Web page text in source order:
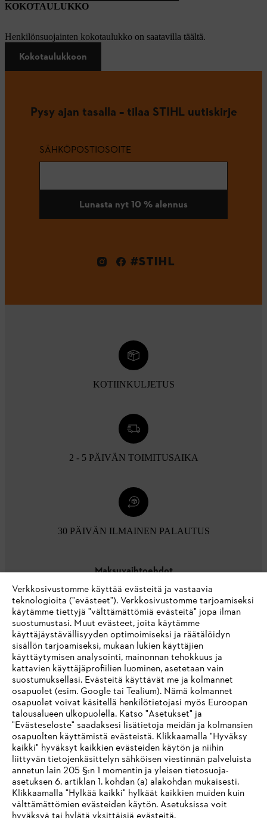
KOKOTAULUKKO
Henkilönsuojainten kokotaulukko on saatavilla täältä.
Kokotaulukkoon
Pysy ajan tasalla – tilaa STIHL uutiskirje
SÄHKÖPOSTIOSOITE
Lunasta nyt 10 % alennus
#STIHL
KOTIINKULJETUS
2 - 5 PÄIVÄN TOIMITUSAIKA
30 PÄIVÄN ILMAINEN PALAUTUS
Maksuvaihtoehdot
Yritys
STIHL FAQ
Palvelut
IHR BROWSER WIRD NICHT
UNTERSTÜTZT
Sie nutzen einen Browser, den wir noch nicht unterstützen. Für
Verkkosivustomme käyttää evästeitä ja vastaavia
teknologioita ("evästeet"). Verkkosivustomme tarjoamiseksi
käytämme tiettyjä "välttämättömiä evästeitä" jopa ilman
suostumustasi. Muut evästeet, joita käytämme
käyttäjäystävällisyyden optimoimiseksi ja räätälöidyn
sisällön tarjoamiseksi, mukaan lukien käyttäjien
käyttäytymisen analysointi, mainonnan tehokkuus ja
kattavien käyttäjäprofiilien luominen, asetetaan vain
suostumuksellasi. Evästeitä käyttävät me ja kolmannet
osapuolet (esim. Google tai Tealium). Nämä kolmannet
osapuolet voivat käsitellä henkilötietojasi myös Euroopan
talousalueen ulkopuolella. Katso "Asetukset" ja
"Evästeseloste" saadaksesi lisätietoja meidän ja kolmansien
osapuolten käyttämistä evästeistä. Klikkaamalla "Hyväksy
kaikki" hyväksyt kaikkien evästeiden käytön ja niihin
liittyvän tietojenkäsittelyn sähköisen viestinnän palveluista
annetun lain 205 §:n 1 momentin ja yleisen tietosuoja-
asetuksen 6. artiklan 1. kohdan (a) alakohdan mukaisesti.
Klikkaamalla "Hylkää kaikki" hylkäät kaikkien muiden kuin
välttämättömien evästeiden käytön. Asetuksissa voit